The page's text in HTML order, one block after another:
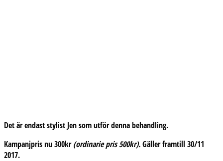
Det är endast stylist Jen som utför denna behandling.
Kampanjpris nu300kr(ordinarie pris 500kr).Gäller framtill 30/11
2017.